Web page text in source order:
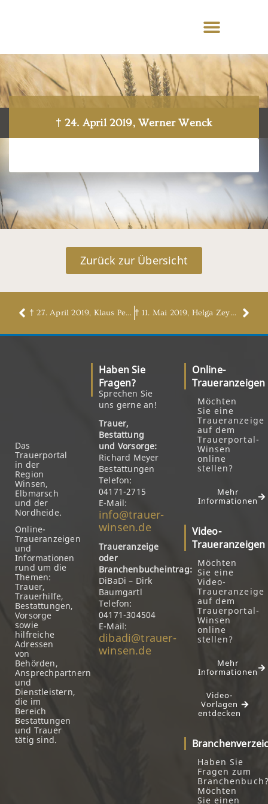
† 24. April 2019, Werner Wenck
Zurück zur Übersicht
† 27. April 2019, Klaus Peter Stoef † 11. Mai 2019, Helga Zeyn, geb. Maack
Das
Trauerportal
in der
Region
Winsen,
Elbmarsch
und der
Nordheide.
Online-
Traueranzeigen
und
Informationen
rund um die
Themen:
Trauer,
Trauerhilfe,
Bestattungen,
Vorsorge
sowie
hilfreiche
Adressen
von
Behörden,
Ansprechpartnern
und
Dienstleistern,
die im
Bereich
Bestattungen
und Trauer
tätig sind.
Haben Sie
Fragen?
Sprechen Sie
uns gerne an!
Trauer,
Bestattung
und Vorsorge:
Richard Meyer
Bestattungen
Telefon:
04171-2715
E-Mail:
info@trauer-
winsen.de
Traueranzeige
oder
Branchenbucheintrag:
DiBaDi – Dirk
Baumgartl
Telefon:
04171-304504
E-Mail:
dibadi@trauer-
winsen.de
Online-
Traueranzeigen
Möchten
Sie eine
Traueranzeige
auf dem
Trauerportal-
Winsen
online
stellen?
Mehr
Informationen
Video-
Traueranzeigen
Möchten
Sie eine
Video-
Traueranzeige
auf dem
Trauerportal-
Winsen
online
stellen?
Mehr
Informationen
Video-
Vorlagen
entdecken
Haben Sie
Fragen zum
Möchten
Sie einen